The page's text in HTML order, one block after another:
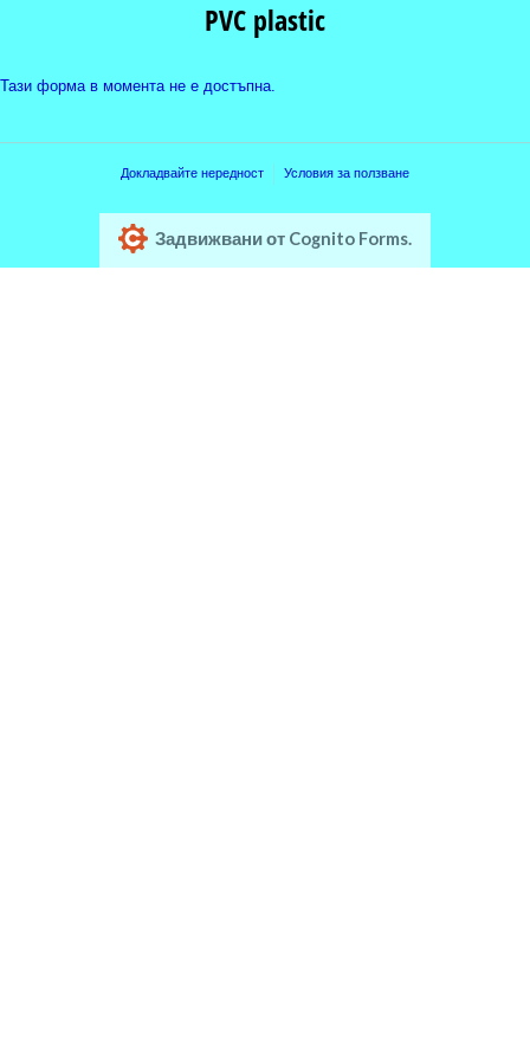
PVC plastic
Тази форма в момента не е достъпна.
Докладвайте нередност Условия за ползване
Задвижвани от Cognito Forms.